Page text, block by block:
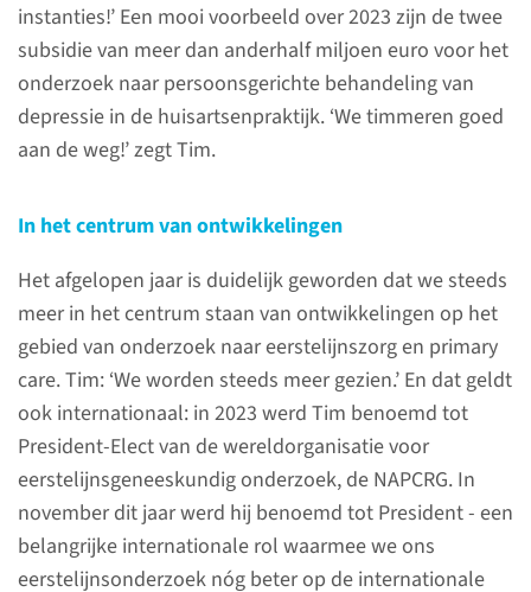
instanties!’ Een mooi voorbeeld over 2023 zijn de twee
subsidie van meer dan anderhalf miljoen euro voor het
onderzoek naar persoonsgerichte behandeling van
depressie in de huisartsenpraktijk. ‘We timmeren goed
aan de weg!’ zegt Tim.
In het centrum van ontwikkelingen
Het afgelopen jaar is duidelijk geworden dat we steeds
meer in het centrum staan van ontwikkelingen op het
gebied van onderzoek naar eerstelijnszorg en primary
care. Tim: ‘We worden steeds meer gezien.’ En dat geldt
ook internationaal: in 2023 werd Tim benoemd tot
President-Elect van de wereldorganisatie voor
eerstelijnsgeneeskundig onderzoek, de NAPCRG. In
november dit jaar werd hij benoemd tot President - een
belangrijke internationale rol waarmee we ons
eerstelijnsonderzoek nóg beter op de internationale
lees meer
Ons onderzoek
‘Het afgelopen jaar is duidelijk
geworden dat we steeds meer
in het centrum staan van
ontwikkelingen op het gebied